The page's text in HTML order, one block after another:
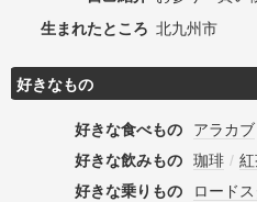
生まれたところ 北九州市
好きなもの
好きな食べもの
アラカブ
好きな飲みもの
珈琲 /
好きな乗りもの
ロード